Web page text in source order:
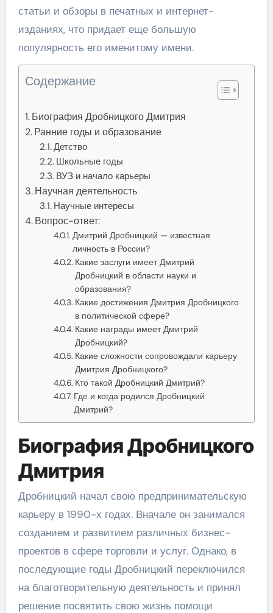
статьи и обзоры в печатных и интернет-
изданиях, что придает еще большую
популярность его именитому имени.
Содержание
Биография Дробницкого Дмитрия
Ранние годы и образование
Детство
Школьные годы
ВУЗ и начало карьеры
Научная деятельность
Научные интересы
Вопрос-ответ:
Дмитрий Дробницкий — известная
личность в России?
Какие заслуги имеет Дмитрий
Дробницкий в области науки и
образования?
Какие достижения Дмитрия Дробницкого
в политической сфере?
Какие награды имеет Дмитрий
Дробницкий?
Какие сложности сопровождали карьеру
Дмитрия Дробницкого?
Кто такой Дробницкий Дмитрий?
Где и когда родился Дробницкий
Дмитрий?
Биография Дробницкого
Дмитрия
Дробницкий начал свою предпринимательскую
карьеру в 1990-х годах. Вначале он занимался
созданием и развитием различных бизнес-
проектов в сфере торговли и услуг. Однако, в
последующие годы Дробницкий переключился
на благотворительную деятельность и принял
решение посвятить свою жизнь помощи